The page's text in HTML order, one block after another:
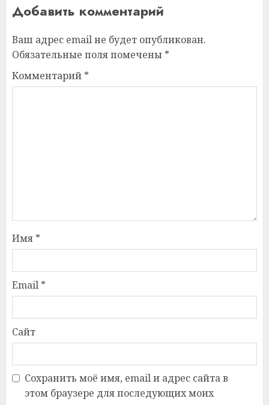
Добавить комментарий
Ваш адрес email не будет опубликован.
Обязательные поля помечены *
Комментарий *
Имя *
Email *
Сайт
Сохранить моё имя, email и адрес сайта в
этом браузере для последующих моих